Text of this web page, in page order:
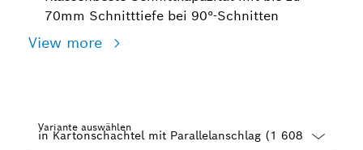
70mm Schnitttiefe bei 90°-Schnitten
View more
Variante auswählen